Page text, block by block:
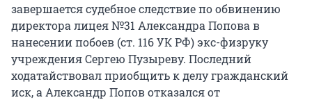
завершается судебное следствие по обвинению
директора лицея №31 Александра Попова в
нанесении побоев (ст. 116 УК РФ) экс-физруку
учреждения Сергею Пузыреву. Последний
ходатайствовал приобщить к делу гражданский
иск, а Александр Попов отказался от